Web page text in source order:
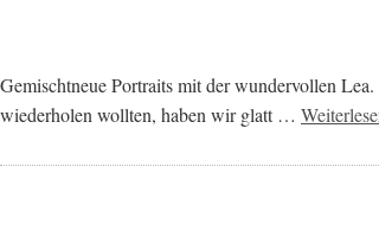
Gemischtneue Portraits mit der wundervollen
wiederholen wollten, haben wir glatt …